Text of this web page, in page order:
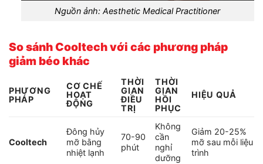
Nguồn ảnh: Aesthetic Medical Practitioner
So sánh Cooltech với các phương pháp
giảm béo khác
PHƯƠNG
PHÁP
CƠ CHẾ
HOẠT
ĐỘNG
THỜI
GIAN
ĐIỀU
TRỊ
THỜI
GIAN
HỒI
PHỤC
HIỆU QUẢ
Cooltech
Đông hủy
mỡ bằng
nhiệt lạnh
70-90
phút
Không
cần
nghỉ
dưỡng
Giảm 20-25%
mỡ sau mỗi liệu
trình